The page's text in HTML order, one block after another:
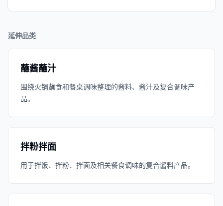
延伸品类
蘸酱蘸汁
围绕火锅蘸食和餐桌调味整理的酱料、酱汁及复合调味产
品。
拌粉拌面
用于拌饭、拌粉、拌面及相关餐食调味的复合酱料产品。